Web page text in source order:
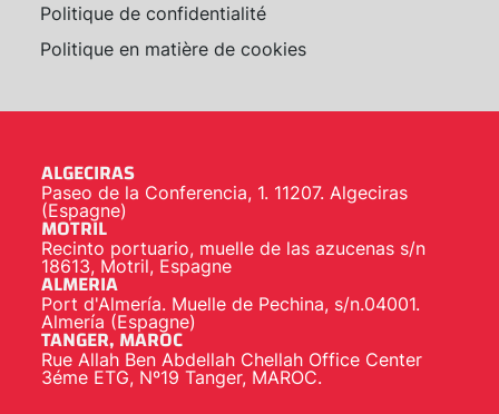
Politique de confidentialité
Politique en matière de cookies
ALGECIRAS
Paseo de la Conferencia, 1. 11207. Algeciras
(Espagne)
MOTRIL
Recinto portuario, muelle de las azucenas s/n
18613, Motril, Espagne
ALMERIA
Port d'Almería. Muelle de Pechina, s/n.04001.
Almería (Espagne)
TANGER, MAROC
Rue Allah Ben Abdellah Chellah Office Center
3éme ETG, Nº19 Tanger, MAROC.